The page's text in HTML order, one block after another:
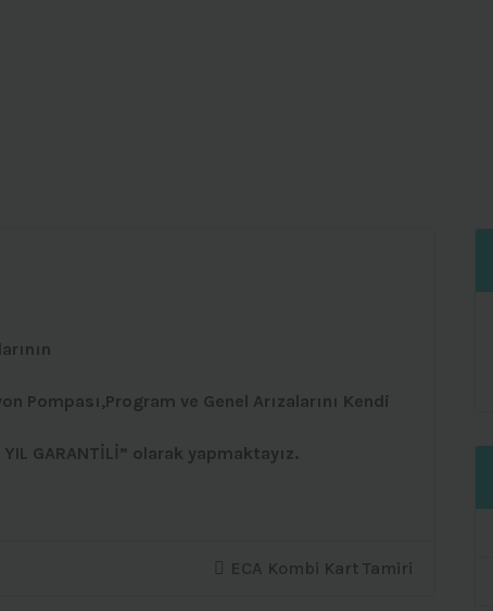
Pompası,Program ve Genel Arızalarını Kendi
GARANTİLİ” olarak yapmaktayız.
ECA Kombi Kart Tamiri